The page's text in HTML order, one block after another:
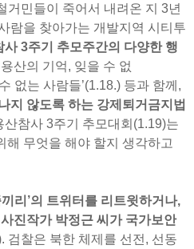
거민들이 죽어서 내려온 지 3년
람을 찾아가는 개발지역 시티투
사 3주기 추모주간의 다양한 행
산의 기억, 잊을 수 없
없는 사람들’(1.18.) 등과 함께,
지 않도록 하는 강제퇴거금지법
산참사 3주기 추모대회(1.19)는
해 무엇을 해야 할지 생각하고
끼리’의 트위터를 리트윗하거나,
진작가 박정근 씨가 국가보안
검찰은 북한 체제를 선전, 선동